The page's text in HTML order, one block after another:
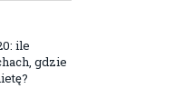
ile
gdzie